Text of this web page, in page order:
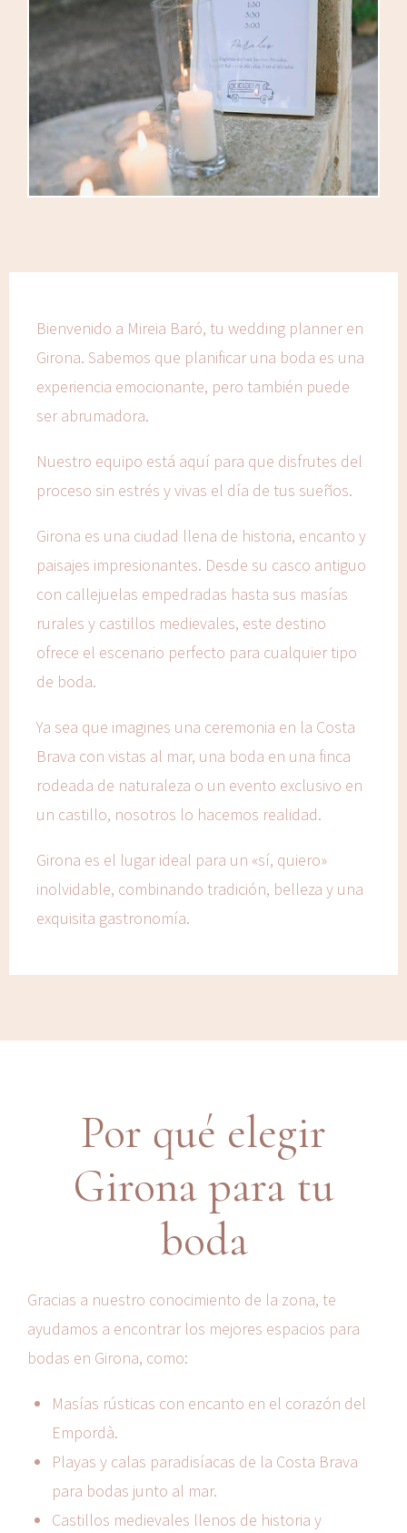
Bienvenido a Mireia Baró, tu wedding planner en
Girona. Sabemos que planificar una boda es una
experiencia emocionante, pero también puede
ser abrumadora.
Nuestro equipo está aquí para que disfrutes del
proceso sin estrés y vivas el día de tus sueños.
Girona es una ciudad llena de historia, encanto y
paisajes impresionantes. Desde su casco antiguo
con callejuelas empedradas hasta sus masías
rurales y castillos medievales, este destino
ofrece el escenario perfecto para cualquier tipo
de boda.
Ya sea que imagines una ceremonia en la Costa
Brava con vistas al mar, una boda en una finca
rodeada de naturaleza o un evento exclusivo en
un castillo, nosotros lo hacemos realidad.
Girona es el lugar ideal para un «sí, quiero»
inolvidable, combinando tradición, belleza y una
exquisita gastronomía.
Por qué elegir
Girona para tu
boda
Gracias a nuestro conocimiento de la zona, te
ayudamos a encontrar los mejores espacios para
bodas en Girona, como:
Masías rústicas con encanto en el corazón del
Empordà.
Playas y calas paradisíacas de la Costa Brava
para bodas junto al mar.
Castillos medievales llenos de historia y